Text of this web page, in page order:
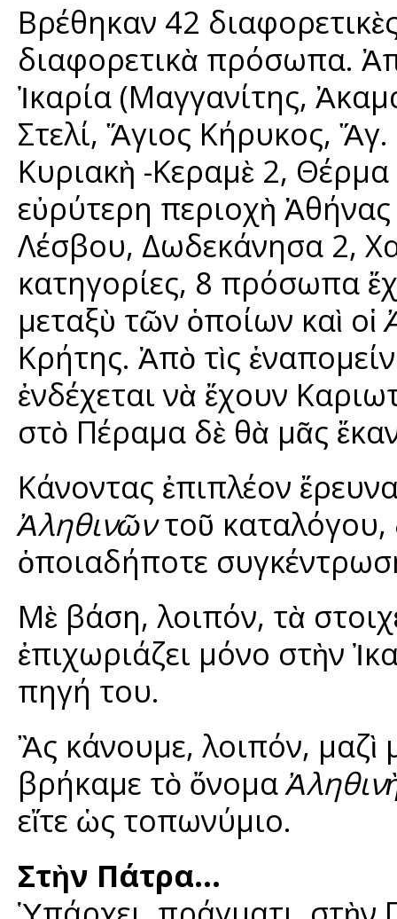
Βρέθηκαν 42
διαφορετικὰ πρόσωπα.
Ἰκαρία (Μαγγανίτης,
Στελί, Ἅγιος Κήρυκος,
Κυριακὴ -Κεραμὲ 2,
εὐρύτερη περιοχὴ
Λέσβου, Δωδεκάνησα 2,
κατηγορίες, 8 πρόσωπα
μεταξὺ τῶν ὁποίων καὶ οἱ
Κρήτης. Ἀπὸ τὶς
ἐνδέχεται νὰ ἔχουν
στὸ Πέραμα δὲ θὰ μᾶς
Κάνοντας ἐπιπλέον
Ἀληθινῶντοῦ καταλόγου,
ὁποιαδήποτε
Μὲ βάση, λοιπόν, τὰ
ἐπιχωριάζει μόνο στὴν
πηγή του.
Ἂς κάνουμε, λοιπόν, μαζὶ
βρήκαμε τὸ ὄνομα
εἴτε ὡς τοπωνύμιο.
Στὴν Πάτρα…